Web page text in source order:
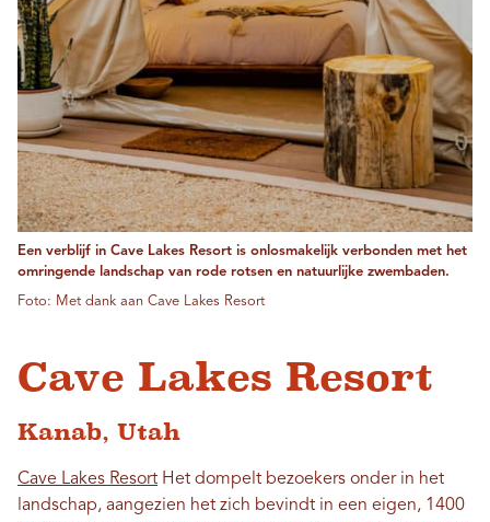
Een verblijf in Cave Lakes Resort is onlosmakelijk verbonden met het
omringende landschap van rode rotsen en natuurlijke zwembaden.
Foto: Met dank aan Cave Lakes Resort
Cave Lakes Resort
Kanab, Utah
Cave Lakes Resort Het dompelt bezoekers onder in het
landschap, aangezien het zich bevindt in een eigen, 1400